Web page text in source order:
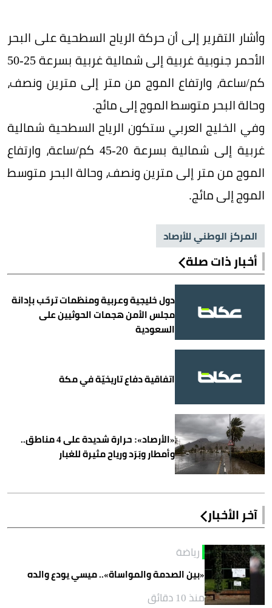
وأشار التقرير إلى أن حركة الرياح السطحية على البحر
الأحمر جنوبية غربية إلى شمالية غربية بسرعة 25-50
كم/ساعة، وارتفاع الموج من متر إلى مترين ونصف،
وحالة البحر متوسط الموج إلى مائج.
وفي الخليج العربي ستكون الرياح السطحية شمالية
غربية إلى شمالية بسرعة 20-45 كم/ساعة، وارتفاع
الموج من متر إلى مترين ونصف، وحالة البحر متوسط
الموج إلى مائج.
المركز الوطني للأرصاد
أخبار ذات صلة
دول خليجية وعربية ومنظمات ترحّب بإدانة
مجلس الأمن هجمات الحوثيين على
السعودية
اتفاقية دفاع تاريخيّة في مكة
«الأرصاد»: حرارة شديدة على 4 مناطق..
وأمطار وبَرَد ورياح مثيرة للغبار
آخر الأخبار
رياضة
«بين الصدمة والمواساة».. ميسي يودع والده
منذ 10 دقائق